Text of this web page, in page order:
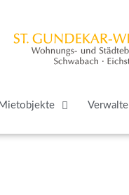
Mietob­jekte